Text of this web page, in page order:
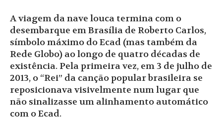
A viagem da nave louca termina com o
desembarque em Brasília de Roberto Carlos,
símbolo máximo do Ecad (mas também da
Rede Globo) ao longo de quatro décadas de
existência. Pela primeira vez, em 3 de julho de
2013, o “Rei” da canção popular brasileira se
reposicionava visivelmente num lugar que
não sinalizasse um alinhamento automático
com o Ecad.